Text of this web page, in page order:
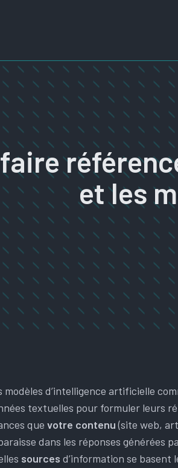
et les
modèles d’intelligence artificielle
textuelles pour formuler leurs
que votre contenu(site web,
dans les réponses générées
sources d’information se basent